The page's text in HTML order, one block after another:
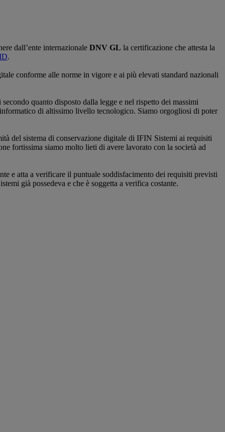
dall’ente internazionale DNV GL la certificazione che attesta la
.
conforme alle norme in vigore e ai più elevati standard nazionali
quanto disposto dalla legge e nel rispetto dei massimi
di altissimo livello tecnologico. Siamo orgogliosi di poter
del sistema di conservazione digitale di IFIN Sistemi ai requisiti
fortissima siamo molto lieti di avere lavorato con la società ad
e atta a verificare il puntuale soddisfacimento dei requisiti previsti
già possedeva e che è soggetta a verifica costante.